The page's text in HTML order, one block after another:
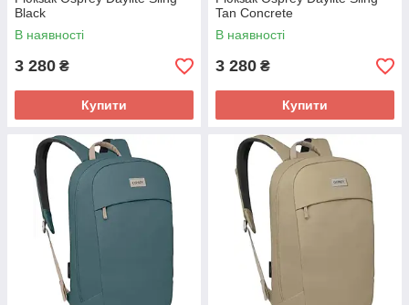
Black
В наявності
3 280 ₴
Купити
Tan Concrete
В наявності
3 280 ₴
Купити